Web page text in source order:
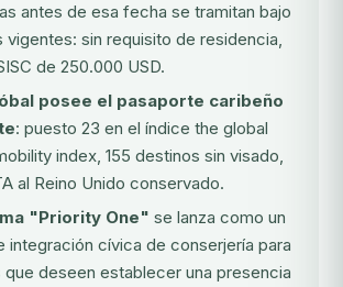
antes de esa fecha se tramitan bajo
vigentes: sin requisito de residencia,
de 250.000 USD.
posee el pasaporte caribeño
: puesto 23 en el índice the global
index, 155 destinos sin visado,
al Reino Unido conservado.
"Priority One" se lanza como un
integración cívica de conserjería para
que deseen establecer una presencia